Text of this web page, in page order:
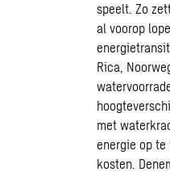
speelt. Zo
al voorop
Rica,
met
energie op te
kosten.